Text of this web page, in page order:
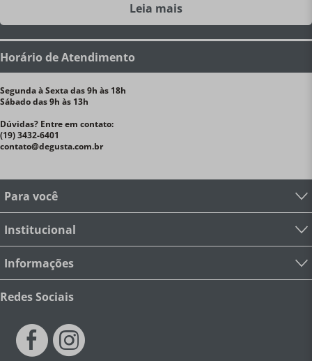
Leia mais
Horário de Atendimento
Segunda à Sexta das 9h às 18h
Sábado das 9h às 13h
Dúvidas? Entre em contato:
(19) 3432-6401
contato@degusta.com.br
Para você
Institucional
Informações
Redes Sociais